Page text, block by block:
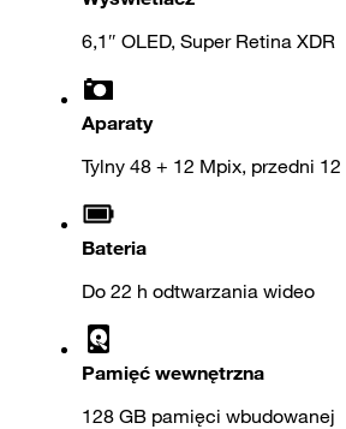
6,1″ OLED, Super Retina XDR
Aparaty
Tylny 48 + 12 Mpix, przedni
Bateria
Do 22 h odtwarzania wideo
Pamięć wewnętrzna
128 GB pamięci wbudowanej